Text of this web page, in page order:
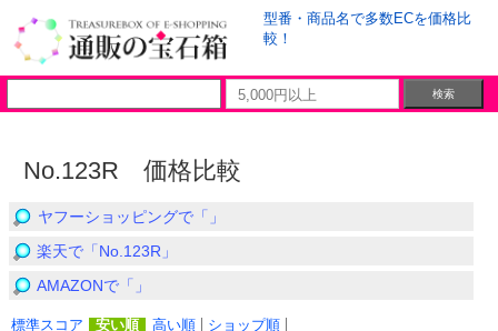
型番・商品名で多数ECを価格比
較！
No.123R 価格比較
ヤフーショッピングで「」
楽天で「No.123R」
AMAZONで「」
標準スコア 安い順 高い順 ショップ順